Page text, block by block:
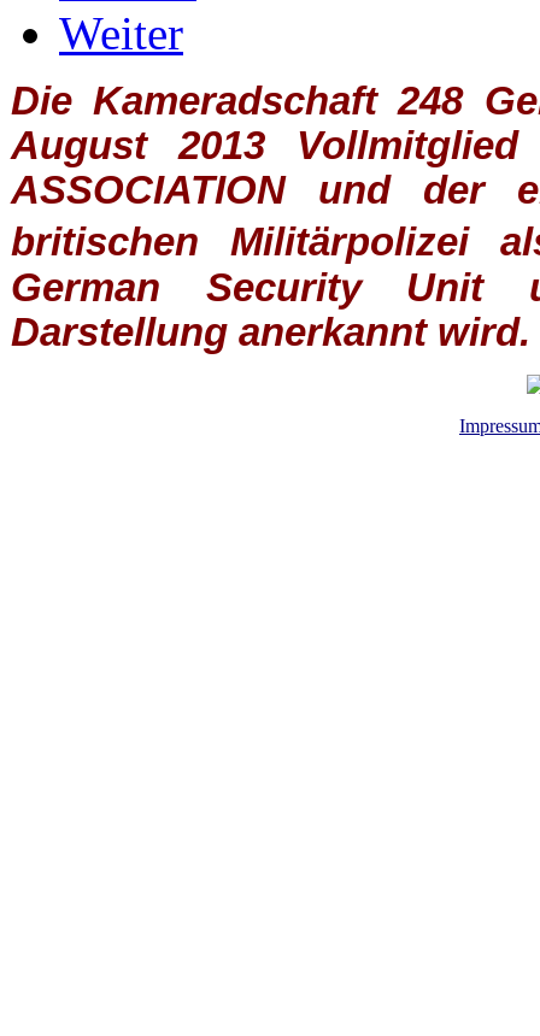
Weiter
Die Kameradschaft 248
August 2013
ASSOCIATIONund der
britischen
Militärpolizei
German Security Unit
Darstellung anerkannt wird.